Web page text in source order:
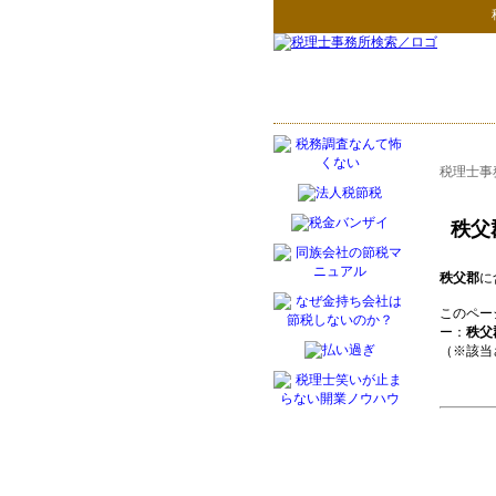
税理士事
秩父
秩父郡に
このペ
ー： 秩父
（※該